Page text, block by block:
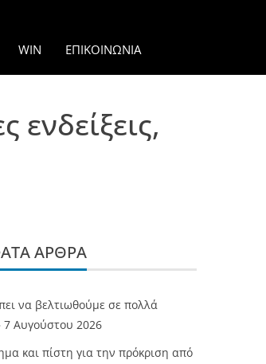
WIN ΕΠΙΚΟΙΝΩΝΊΑ
ΆΡΘΡΑ
να βελτιωθούμε σε πολλά
7 Αυγούστου 2026
και πίστη για την πρόκριση από